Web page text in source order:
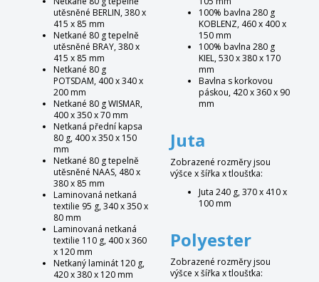
utěsněné BERLIN, 380 x
415 x 85 mm
Netkané 80 g tepelně
utěsněné BRAY, 380 x
415 x 85 mm
Netkané 80 g
POTSDAM, 400 x 340 x
200 mm
Netkané 80 g WISMAR,
400 x 350 x 70 mm
Netkaná přední kapsa
80 g, 400 x 350 x 150
mm
Netkané 80 g tepelně
utěsněné NAAS, 480 x
380 x 85 mm
Laminovaná netkaná
textilie 95 g, 340 x 350 x
80 mm
Laminovaná netkaná
textilie 110 g, 400 x 360
x 120 mm
Netkaný laminát 120 g,
420 x 380 x 120 mm
100% bavlna 280 g
KOBLENZ, 460 x 400 x
150 mm
100% bavlna 280 g
KIEL, 530 x 380 x 170
mm
Bavlna s korkovou
páskou, 420 x 360 x 90
mm
Juta
Zobrazené rozměry jsou
výšce x šířka x tloušťka:
Juta 240 g, 370 x 410 x
100 mm
Polyester
Zobrazené rozměry jsou
výšce x šířka x tloušťka: